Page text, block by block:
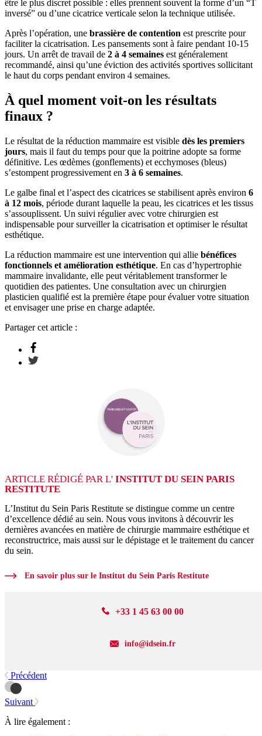
être le plus discret possible : elles prennent souvent la forme d’un “T
inversé” ou d’une cicatrice verticale selon la technique utilisée.
Après l’opération, une brassière de contention est prescrite pour
faciliter la cicatrisation. Les pansements sont à faire pendant 10-15
jours. Un arrêt de travail de 2 à 4 semaines est généralement
recommandé, ainsi qu’une éviction des activités sportives sollicitant
le haut du corps pendant environ 4 semaines.
À quel moment voit-on les résultats
finaux ?
Le résultat de la réduction mammaire est visible dès les premiers
jours, mais il faut du temps pour que la poitrine adopte sa forme
définitive. Les œdèmes (gonflements) et ecchymoses (bleus)
s’estompent progressivement en 3 à 6 semaines.
Le galbe final et l’aspect des cicatrices se stabilisent après environ 6
à 12 mois, période durant laquelle la peau, les cicatrices et les tissus
s’assouplissent. Un suivi régulier avec votre chirurgien est
indispensable pour surveiller la cicatrisation et optimiser le résultat
esthétique.
La réduction mammaire est une intervention qui allie bénéfices
fonctionnels et amélioration esthétique. En cas d’hypertrophie
mammaire invalidante, elle peut véritablement transformer le
quotidien des patientes. Une consultation avec un chirurgien
plasticien qualifié est la première étape pour évaluer votre situation
et envisager une prise en charge adaptée.
Partager cet article :
ARTICLE RÉDIGÉ PAR L' INSTITUT DU SEIN PARIS
RESTITUTE
L’Institut du Sein Paris Restitute se distingue comme un centre
d’excellence dédié au sein. Nous vous invitons à découvrir les
dernières avancées en matière de chirurgie mammaire esthétique et
reconstructrice, mais aussi sur le dépistage et le traitement du cancer
du sein.
En savoir plus sur le Institut du Sein Paris Restitute
+33 1 45 63 00 00
info@idsein.fr
Précédent
Suivant
À lire également :